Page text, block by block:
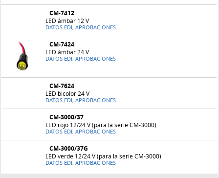
CM-7412
LED ámbar 12 V
DATOS EDI, APROBACIONES
CM-7424
LED ámbar 24 V
DATOS EDI, APROBACIONES
CM-7624
LED bicolor 24 V
DATOS EDI, APROBACIONES
CM-3000/37
LED rojo 12/24 V (para la serie CM-3000)
DATOS EDI, APROBACIONES
CM-3000/37G
LED verde 12/24 V (para la serie CM-3000)
DATOS EDI, APROBACIONES